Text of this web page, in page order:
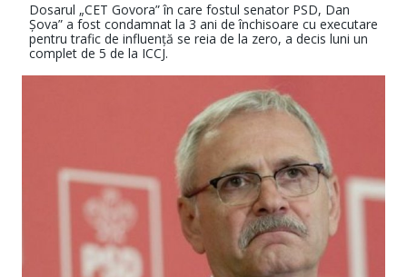
Dosarul „CET Govora” în care fostul senator PSD, Dan
Șova” a fost condamnat la 3 ani de închisoare cu executare
pentru trafic de influență se reia de la zero, a decis luni un
complet de 5 de la ICCJ.